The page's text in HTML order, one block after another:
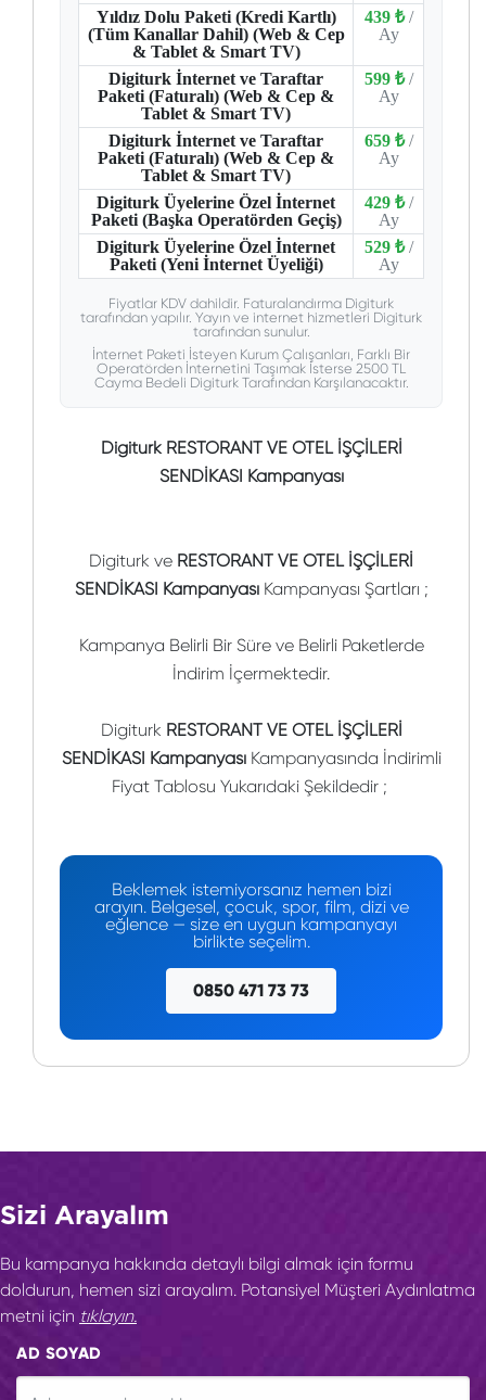
Yıldız Dolu Paketi (Kredi Kartlı)
(Tüm Kanallar Dahil) (Web & Cep
& Tablet & Smart TV)
439 ₺ /
Ay
Digiturk İnternet ve Taraftar
Paketi (Faturalı) (Web & Cep &
Tablet & Smart TV)
599 ₺ /
Ay
Digiturk İnternet ve Taraftar
Paketi (Faturalı) (Web & Cep &
Tablet & Smart TV)
659 ₺ /
Ay
Digiturk Üyelerine Özel İnternet
Paketi (Başka Operatörden Geçiş)
429 ₺ /
Ay
Digiturk Üyelerine Özel İnternet
Paketi (Yeni İnternet Üyeliği)
529 ₺ /
Ay
Fiyatlar KDV dahildir. Faturalandırma Digiturk
tarafından yapılır. Yayın ve internet hizmetleri Digiturk
tarafından sunulur.
İnternet Paketi İsteyen Kurum Çalışanları, Farklı Bir
Operatörden İnternetini Taşımak İsterse 2500 TL
Cayma Bedeli Digiturk Tarafından Karşılanacaktır.
Digiturk RESTORANT VE OTEL İŞÇİLERİ
SENDİKASI Kampanyası
Digiturk ve RESTORANT VE OTEL İŞÇİLERİ
SENDİKASI KampanyasıKampanyası Şartları ;
Kampanya Belirli Bir Süre ve Belirli Paketlerde
İndirim İçermektedir.
Digiturk RESTORANT VE OTEL İŞÇİLERİ
SENDİKASI KampanyasıKampanyasında İndirimli
Fiyat Tablosu Yukarıdaki Şekildedir ;
Beklemek istemiyorsanız hemen bizi
arayın. Belgesel, çocuk, spor, film, dizi ve
eğlence — size en uygun kampanyayı
birlikte seçelim.
0850 471 73 73
Sizi Arayalım
Bu kampanya hakkında detaylı bilgi almak için formu
doldurun, hemen sizi arayalım. Potansiyel Müşteri Aydınlatma
metni için tıklayın.
AD SOYAD